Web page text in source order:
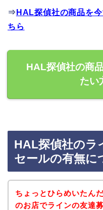
⇒ HAL探偵社の商品を
ちら
HAL探偵社の商
たい
HAL探偵社のラ
セールの有無に
ちょっとひらめいたん
のお店でラインの友達